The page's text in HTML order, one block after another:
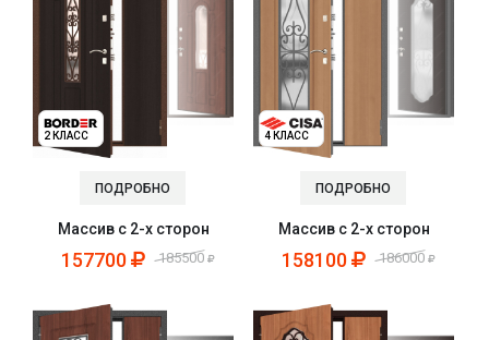
2 КЛАСС
ПОДРОБНО
Массив с 2-х сторон
157700 185500
4 КЛАСС
ПОДРОБНО
Массив с 2-х сторон
158100 186000